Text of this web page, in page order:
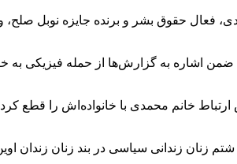
حقوق بشر و برنده جایزه نوبل صلح، و
اشاره به گزارش‌ها از حمله فیزیکی
خانم محمدی با خانواده‌اش را قطع